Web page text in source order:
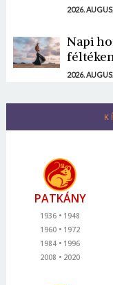
2026.
Napi
2026.
PATKÁNY
1936
1948
1960
1972
1984
1996
2008
2020